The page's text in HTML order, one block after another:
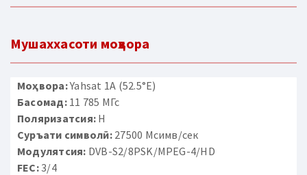
Мушаххасоти моҳвора
Моҳвора:Yahsat 1A (52.5°E)
Басомад:11 785 МГс
Поляризатсия: H
Суръати символӣ:27500 Мсимв/сек
Модулятсия: DVB-S2/8PSK/MPEG-4/HD
FEC:3/4